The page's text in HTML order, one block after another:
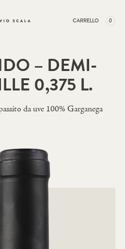
CARRELLO 0
– DEMI-
0,375 L.
da uve 100% Garganega